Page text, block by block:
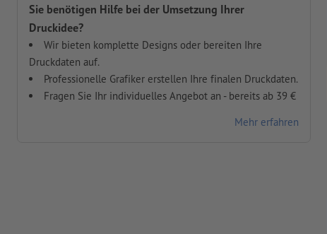
Sie benötigen Hilfe bei der Umsetzung Ihrer
Druckidee?
Wir bieten komplette Designs oder bereiten Ihre
Druckdaten auf.
Professionelle Grafiker erstellen Ihre finalen Druckdaten.
Fragen Sie Ihr individuelles Angebot an - bereits ab 39 €
Mehr erfahren